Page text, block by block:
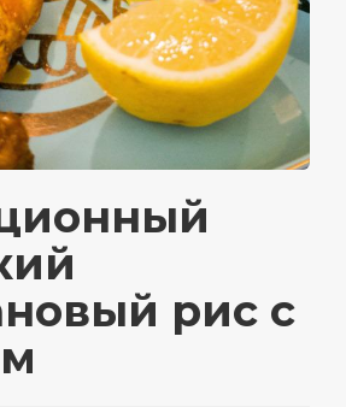
рис с